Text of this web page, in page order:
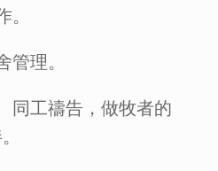
管理。
同工禱告，做牧者的